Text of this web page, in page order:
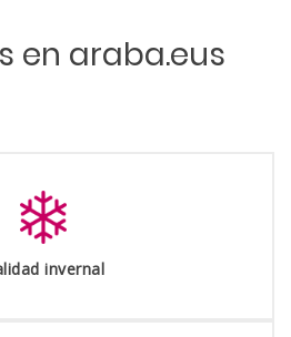
en araba.eus
invernal